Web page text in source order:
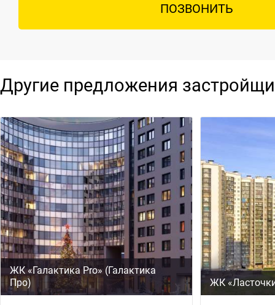
ПОЗВОНИТЬ
Другие предложения
ЖК «Галактика Pro» (Галактика
Про)
ЖК